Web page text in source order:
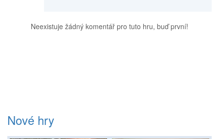
Neexistuje žádný komentář pro tuto hru, buď první!
Nové hry